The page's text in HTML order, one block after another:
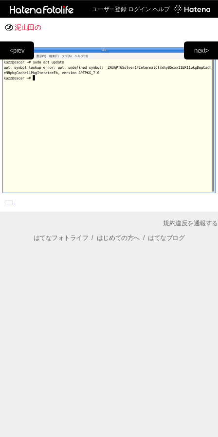
ユーザー登録 ログイン ヘルプ
泥山田の
next>
<prev
規約違反を通報する
はてなフォトライフ / はじめての方へ/ はてなブログ